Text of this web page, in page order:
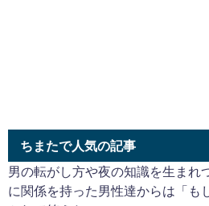
ちまたで人気の記事
男の転がし方や夜の知識を生まれ
に関係を持った男性達からは「も